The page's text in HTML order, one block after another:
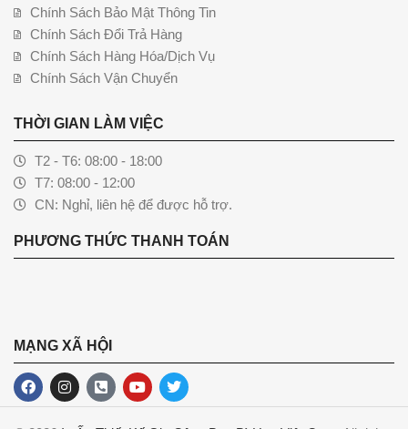
Chính Sách Bảo Mật Thông Tin
Chính Sách Đổi Trả Hàng
Chính Sách Hàng Hóa/Dịch Vụ
Chính Sách Vận Chuyển
THỜI GIAN LÀM VIỆC
T2 - T6: 08:00 - 18:00
T7: 08:00 - 12:00
CN: Nghỉ, liên hệ để được hỗ trợ.
PHƯƠNG THỨC THANH TOÁN
MẠNG XÃ HỘI